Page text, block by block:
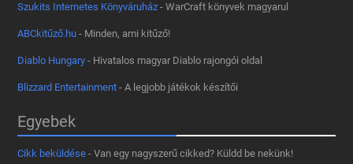
Szukits Internetes Könyváruház - WarCraft könyvek magyarul
ABCkitűző.hu - Minden, ami kitűző!
Diablo Hungary - Hivatalos magyar Diablo rajongói oldal
Blizzard Entertainment - A legjobb játékok készítői
Egyebek
Cikk beküldése - Van egy nagyszerű cikked? Küldd be nekünk!